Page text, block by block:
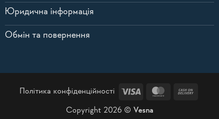
Юридична інформація
Обмін та повернення
Політика конфіденційності Visa MasterCard
Copyright 2026 © Vesna